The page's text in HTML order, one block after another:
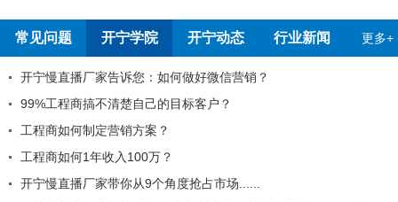
常见问题 开宁学院 开宁动态 行业新闻 更多+
宁慢直播厂家告诉您：如何做好微信营销？
工程商搞不清楚自己的目标客户？
程商如何制定营销方案？
程商如何1年收入100万？
宁慢直播厂家带你从9个角度抢占市场......